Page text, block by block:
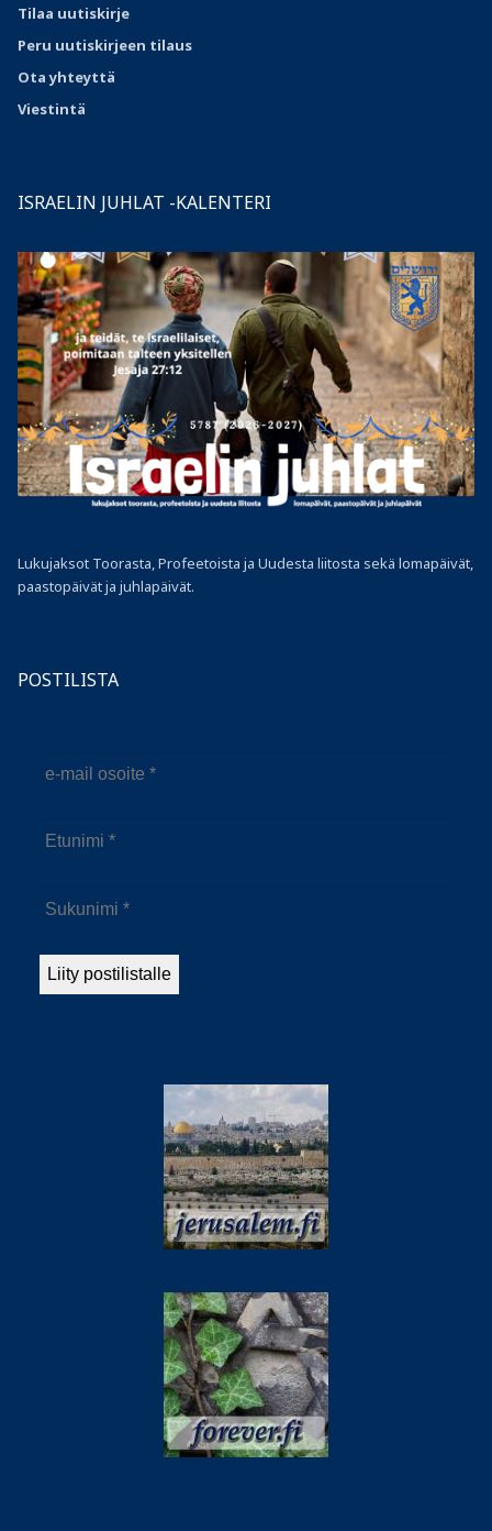
Tilaa uutiskirje
Peru uutiskirjeen tilaus
Otayhteyttä
Viestintä
ISRAELIN JUHLAT -KALENTERI
Lukujaksot Toorasta, Profeetoista ja Uudesta liitosta sekä lomapäivät,
paastopäivät ja juhlapäivät.
POSTILISTA